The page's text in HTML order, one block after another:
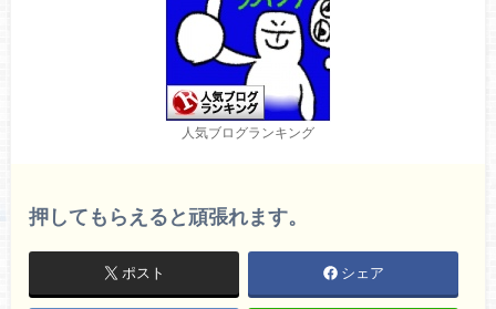
人気ブログランキング
押してもらえると頑張れます。
ポスト シェア